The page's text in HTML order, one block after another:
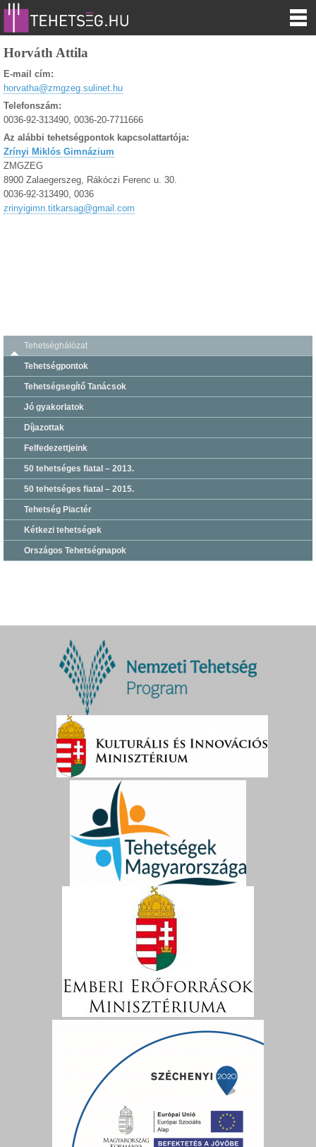
Horváth Attila
E-mail cím:
horvatha@zmgzeg.sulinet.hu
Telefonszám:
0036-92-313490, 0036-20-7711666
Az alábbi tehetségpontok kapcsolattartója:
Zrínyi Miklós Gimnázium
ZMGZEG
8900 Zalaegerszeg, Rákóczi Ferenc u. 30.
0036-92-313490, 0036
zrinyigimn.titkarsag@gmail.com
Tehetséghálózat
Tehetségpontok
Tehetségsegítő Tanácsok
Jó gyakorlatok
Díjazottak
Felfedezettjeink
50 tehetséges fiatal – 2013.
50 tehetséges fiatal – 2015.
Tehetség Piactér
Kétkezi tehetségek
Országos Tehetségnapok